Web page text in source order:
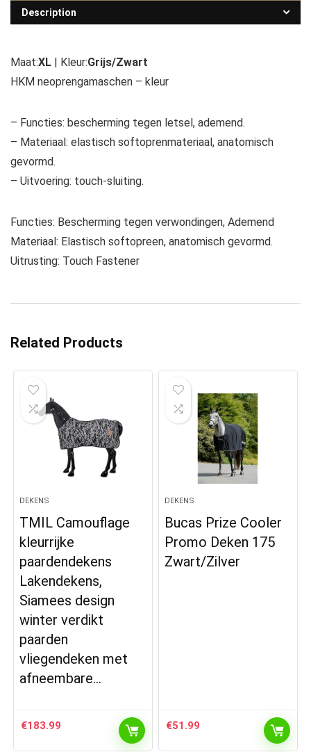
Description
Maat:XL | Kleur:Grijs/Zwart
HKM neoprengamaschen – kleur
– Functies: bescherming tegen letsel, ademend.
– Materiaal: elastisch softoprenmateriaal, anatomisch
gevormd.
– Uitvoering: touch-sluiting.
Functies: Bescherming tegen verwondingen, Ademend
Materiaal: Elastisch softopreen, anatomisch gevormd.
Uitrusting: Touch Fastener
Related Products
DEKENS
TMIL Camouflage
kleurrijke
paardendekens
Lakendekens,
Siamees design
winter verdikt
paarden
vliegendeken met
afneembare…
€183.99
DEKENS
Bucas Prize Cooler
Promo Deken 175
Zwart/Zilver
€51.99